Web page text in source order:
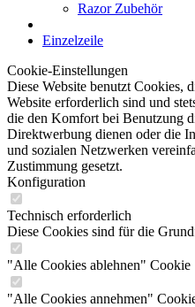
Razor Zubehör
Einzelzeile
Cookie-Einstellungen
Diese Website benutzt Cookies,
Website erforderlich sind und
die den Komfort bei Benutzung
Direktwerbung dienen oder die
und sozialen Netzwerken
Zustimmung gesetzt.
Konfiguration
Technisch erforderlich
Diese Cookies sind für die
"Alle Cookies ablehnen" Cookie
"Alle Cookies annehmen"